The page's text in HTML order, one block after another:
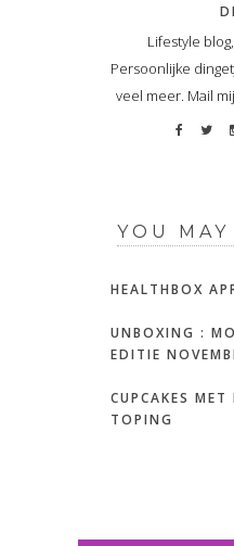
Lifestyle
Persoonlijke
veel meer. Mail
YOU
HEALTHBOX
UNBOXING :
EDITIE
CUPCAKES
TOPING